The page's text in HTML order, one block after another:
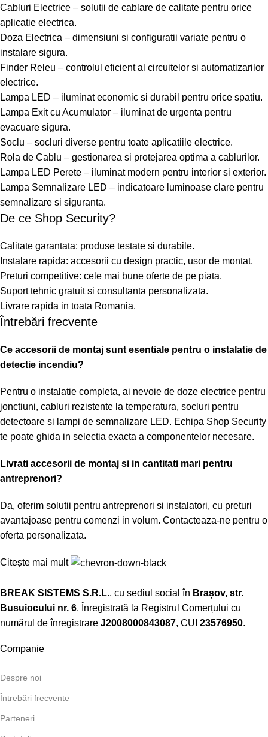
Cabluri Electrice – solutii de cablare de calitate pentru orice
aplicatie electrica.
Doza Electrica – dimensiuni si configuratii variate pentru o
instalare sigura.
Finder Releu – controlul eficient al circuitelor si automatizarilor
electrice.
Lampa LED – iluminat economic si durabil pentru orice spatiu.
Lampa Exit cu Acumulator – iluminat de urgenta pentru
evacuare sigura.
Soclu – socluri diverse pentru toate aplicatiile electrice.
Rola de Cablu – gestionarea si protejarea optima a cablurilor.
Lampa LED Perete – iluminat modern pentru interior si exterior.
Lampa Semnalizare LED – indicatoare luminoase clare pentru
semnalizare si siguranta.
De ce Shop Security?
Calitate garantata: produse testate si durabile.
Instalare rapida: accesorii cu design practic, usor de montat.
Preturi competitive: cele mai bune oferte de pe piata.
Suport tehnic gratuit si consultanta personalizata.
Livrare rapida in toata Romania.
Întrebări frecvente
Ce accesorii de montaj sunt esentiale pentru o instalatie de
detectie incendiu?
Pentru o instalatie completa, ai nevoie de doze electrice pentru
jonctiuni, cabluri rezistente la temperatura, socluri pentru
detectoare si lampi de semnalizare LED. Echipa Shop Security
te poate ghida in selectia exacta a componentelor necesare.
Livrati accesorii de montaj si in cantitati mari pentru
antreprenori?
Da, oferim solutii pentru antreprenori si instalatori, cu preturi
avantajoase pentru comenzi in volum. Contacteaza-ne pentru o
oferta personalizata.
Citește mai mult
BREAK SISTEMS S.R.L., cu sediul social în Brașov, str.
Busuiocului nr. 6. Înregistrată la Registrul Comerțului cu
numărul de înregistrare J2008000843087, CUI 23576950.​
Companie
Despre noi
Întrebări frecvente
Parteneri